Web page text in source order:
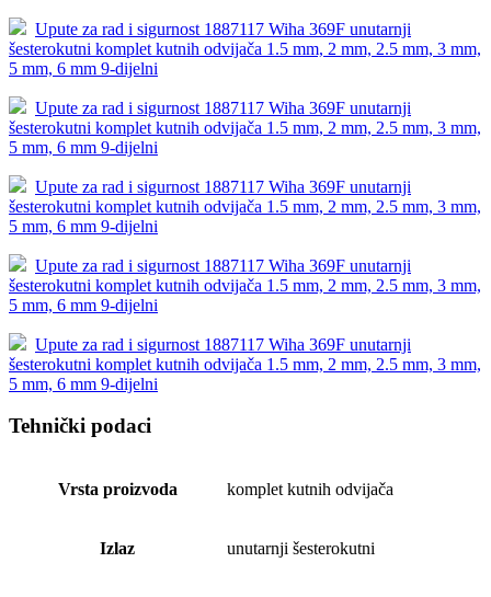
Upute za rad i sigurnost 1887117 Wiha 369F unutarnji
šesterokutni komplet kutnih odvijača 1.5 mm, 2 mm, 2.5 mm, 3 mm,
5 mm, 6 mm 9-dijelni
Upute za rad i sigurnost 1887117 Wiha 369F unutarnji
šesterokutni komplet kutnih odvijača 1.5 mm, 2 mm, 2.5 mm, 3 mm,
5 mm, 6 mm 9-dijelni
Upute za rad i sigurnost 1887117 Wiha 369F unutarnji
šesterokutni komplet kutnih odvijača 1.5 mm, 2 mm, 2.5 mm, 3 mm,
5 mm, 6 mm 9-dijelni
Upute za rad i sigurnost 1887117 Wiha 369F unutarnji
šesterokutni komplet kutnih odvijača 1.5 mm, 2 mm, 2.5 mm, 3 mm,
5 mm, 6 mm 9-dijelni
Upute za rad i sigurnost 1887117 Wiha 369F unutarnji
šesterokutni komplet kutnih odvijača 1.5 mm, 2 mm, 2.5 mm, 3 mm,
5 mm, 6 mm 9-dijelni
Tehnički podaci
Vrsta proizvoda komplet kutnih odvijača
Izlaz unutarnji šesterokutni